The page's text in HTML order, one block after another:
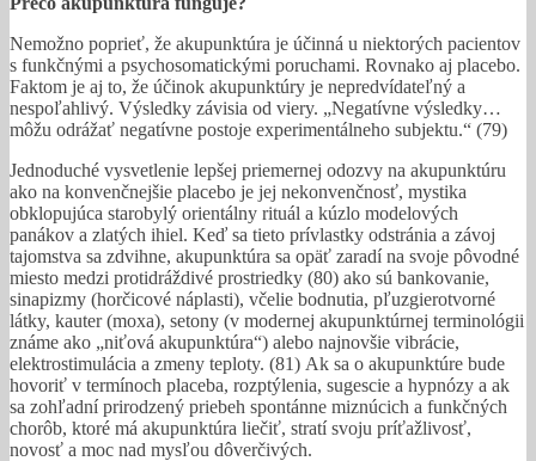
Nemožno poprieť, že akupunktúra je účinná u niektorých pacientov
s funkčnými a psychosomatickými poruchami. Rovnako aj placebo.
Faktom je aj to, že účinok akupunktúry je nepredvídateľný a
nespoľahlivý. Výsledky závisia od viery. „Negatívne výsledky…
môžu odrážať negatívne postoje experimentálneho subjektu.“ (79)
Jednoduché vysvetlenie lepšej priemernej odozvy na akupunktúru
ako na konvenčnejšie placebo je jej nekonvenčnosť, mystika
obklopujúca starobylý orientálny rituál a kúzlo modelových
panákov a zlatých ihiel. Keď sa tieto prívlastky odstránia a závoj
tajomstva sa zdvihne, akupunktúra sa opäť zaradí na svoje pôvodné
miesto medzi protidráždivé prostriedky (80) ako sú bankovanie,
sinapizmy (horčicové náplasti), včelie bodnutia, pľuzgierotvorné
látky, kauter (moxa), setony (v modernej akupunktúrnej terminológii
známe ako „niťová akupunktúra“) alebo najnovšie vibrácie,
elektrostimulácia a zmeny teploty. (81) Ak sa o akupunktúre bude
hovoriť v termínoch placeba, rozptýlenia, sugescie a hypnózy a ak
sa zohľadní prirodzený priebeh spontánne miznúcich a funkčných
chorôb, ktoré má akupunktúra liečiť, stratí svoju príťažlivosť,
novosť a moc nad mysľou dôverčivých.